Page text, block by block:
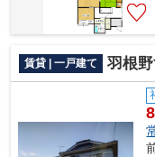
賃貸 | 一戸建て 羽根
8